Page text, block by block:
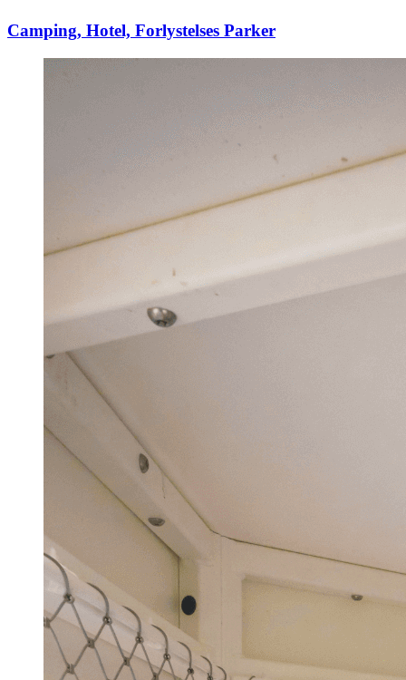
Camping, Hotel, Forlystelses Parker